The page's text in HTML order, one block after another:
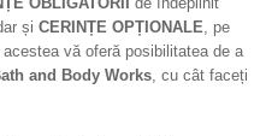
și CERINȚE OPȚIONALE, pe
vă oferă posibilitatea de a
and Body Works, cu cât faceți